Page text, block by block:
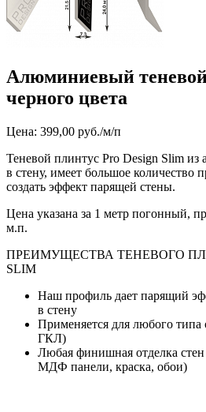
Алюминиевый
черного цвета
Цена: 399,00 руб./м/п
Теневой плинтус Pro Design Slim
в стену, имеет большое количество
создать эффект парящей стены.
Цена указана за 1 метр погонный,
м.п.
ПРЕИМУЩЕСТВА ТЕНЕВОГО
SLIM
Наш профиль дает парящий
в стену
Применяется для любого типа
ГКЛ)
Любая финишная отделка
МДФ панели, краска, обои)